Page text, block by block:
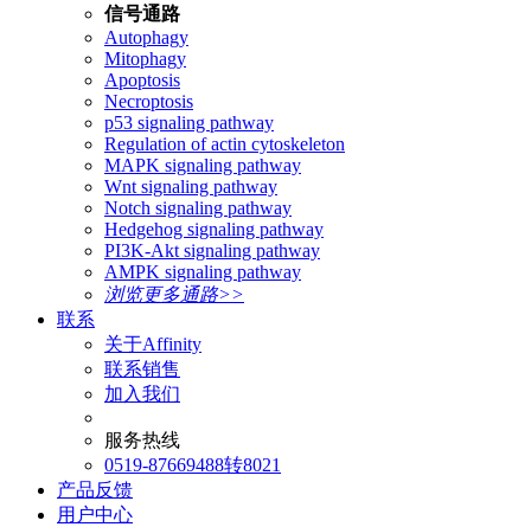
信号通路
Autophagy
Mitophagy
Apoptosis
Necroptosis
p53 signaling pathway
Regulation of actin cytoskeleton
MAPK signaling pathway
Wnt signaling pathway
Notch signaling pathway
Hedgehog signaling pathway
PI3K-Akt signaling pathway
AMPK signaling pathway
浏览更多通路>>
联系
关于Affinity
联系销售
加入我们
服务热线
0519-87669488转8021
产品反馈
用户中心